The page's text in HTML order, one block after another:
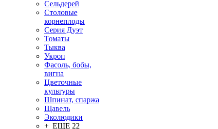
Сельдерей
Столовые
корнеплоды
Серия Дуэт
Томаты
Тыква
Укроп
Фасоль, бобы,
вигна
Цветочные
культуры
Шпинат, спаржа
Щавель
Эколюдики
+ ЕЩЕ 22